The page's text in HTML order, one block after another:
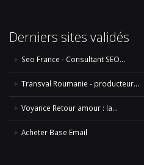
Derniers sites validés
Seo France - Consultant SEO...
Transval Roumanie - producteur...
Voyance Retour amour : la...
Acheter Base Email